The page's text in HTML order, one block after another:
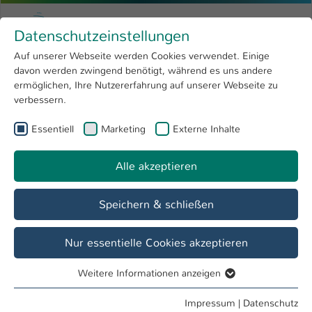
Menu
Forschung 4
Open submenu
Hochschule
International
Zum Hauptinhalt springen
Hochschule Kaiserslautern
Sie sind hier:
Suche
Personenverzeichnis
Studiengänge
Datenschutzeinstellungen
Auf unserer Webseite werden Cookies verwendet. Einige
davon werden zwingend benötigt, während es uns andere
ermöglichen, Ihre Nutzererfahrung auf unserer Webseite zu
verbessern.
Essentiell Marketing Externe Inhalte
Alle akzeptieren
Speichern & schließen
Nur essentielle Cookies akzeptieren
Essentielle Cookies werden für grundlegende Funktionen
Weitere Informationen anzeigen
Impressum | Datenschutz